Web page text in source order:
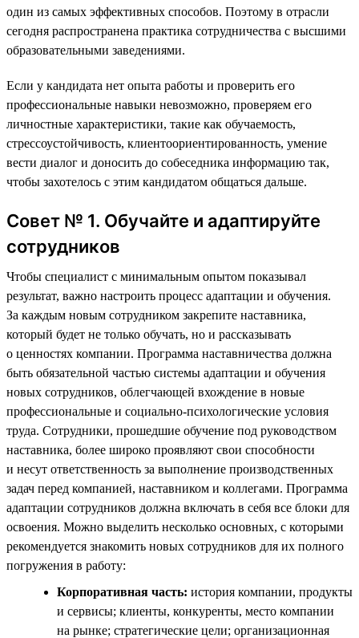
один из самых эффективных способов. Поэтому в отрасли
сегодня распространена практика сотрудничества с высшими
образовательными заведениями.
Если у кандидата нет опыта работы и проверить его
профессиональные навыки невозможно, проверяем его
личностные характеристики, такие как обучаемость,
стрессоустойчивость, клиентоориентированность, умение
вести диалог и доносить до собеседника информацию так,
чтобы захотелось с этим кандидатом общаться дальше.
Совет № 1. Обучайте и адаптируйте
сотрудников
Чтобы специалист с минимальным опытом показывал
результат, важно настроить процесс адаптации и обучения.
За каждым новым сотрудником закрепите наставника,
который будет не только обучать, но и рассказывать
о ценностях компании. Программа наставничества должна
быть обязательной частью системы адаптации и обучения
новых сотрудников, облегчающей вхождение в новые
профессиональные и социально-психологические условия
труда. Сотрудники, прошедшие обучение под руководством
наставника, более широко проявляют свои способности
и несут ответственность за выполнение производственных
задач перед компанией, наставником и коллегами. Программа
адаптации сотрудников должна включать в себя все блоки для
освоения. Можно выделить несколько основных, с которыми
рекомендуется знакомить новых сотрудников для их полного
погружения в работу:
Корпоративная часть: история компании, продукты
и сервисы; клиенты, конкуренты, место компании
на рынке; стратегические цели; организационная